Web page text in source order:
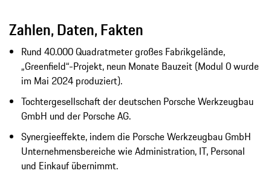
Zahlen, Daten, Fakten
Rund 40.000 Quadratmeter großes Fabrikgelände,
„Greenfield“-Projekt, neun Monate Bauzeit (Modul 0 wurde
im Mai 2024 produziert).
Tochtergesellschaft der deutschen Porsche Werkzeugbau
GmbH und der Porsche AG.
Synergieeffekte, indem die Porsche Werkzeugbau GmbH
Unternehmensbereiche wie Administration, IT, Personal
und Einkauf übernimmt.